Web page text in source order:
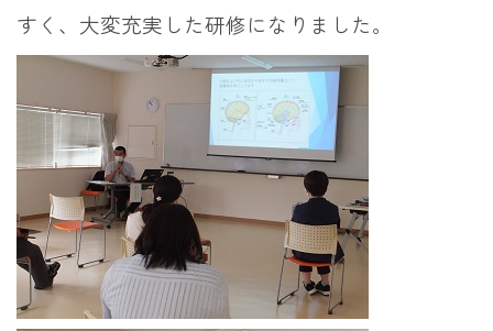
すく、大変充実した研修になりました。